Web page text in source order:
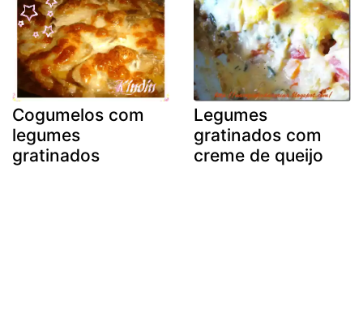
Cogumelos com
legumes
gratinados
Legumes
gratinados com
creme de queijo